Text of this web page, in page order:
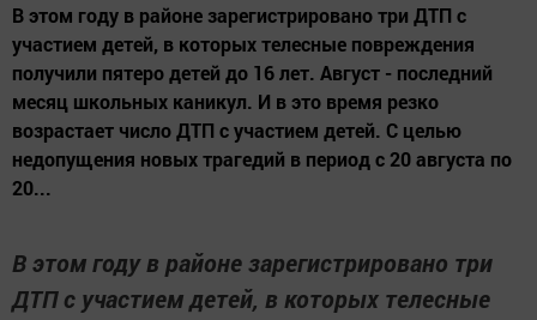
В этом году в районе зарегистрировано три ДТП с
участием детей, в которых телесные повреждения
получили пятеро детей до 16 лет. Август - последний
месяц школьных каникул. И в это время резко
возрастает число ДТП с участием детей. С целью
недопущения новых трагедий в период с 20 августа по
20...
В этом году в районе зарегистрировано три
ДТП с участием детей, в которых телесные